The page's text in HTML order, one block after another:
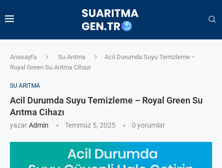
Anasayfa Su Arıtma
Acil Durumda Suyu Temizleme –
Royal Green Su Arıtma Cihazı
SU ARITMA
Acil Durumda Suyu Temizleme – Royal Green Su
Arıtma Cihazı
yazarAdmin Temmuz 5, 2025 0 yorumlar